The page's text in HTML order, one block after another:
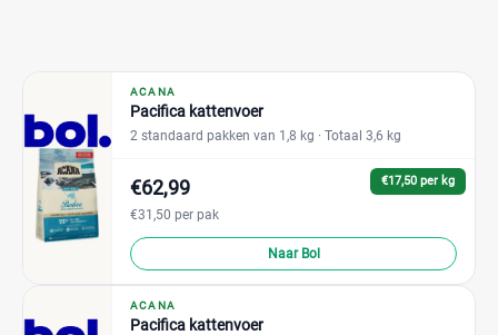
ACANA
Pacifica kattenvoer
2 standaard pakken van 1,8 kg · Totaal 3,6 kg
€17,50 per kg
€62,99
€31,50 per pak
Naar Bol
ACANA
Pacifica kattenvoer